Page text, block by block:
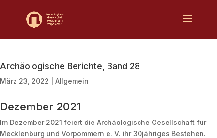
Archäologische Berichte, Band 28
März 23, 2022 Allgemein
Dezember 2021
Im Dezember 2021 feiert die Archäologische Gesellschaft für
Mecklenburg und Vorpommern e. V. ihr 30jähriges Bestehen.